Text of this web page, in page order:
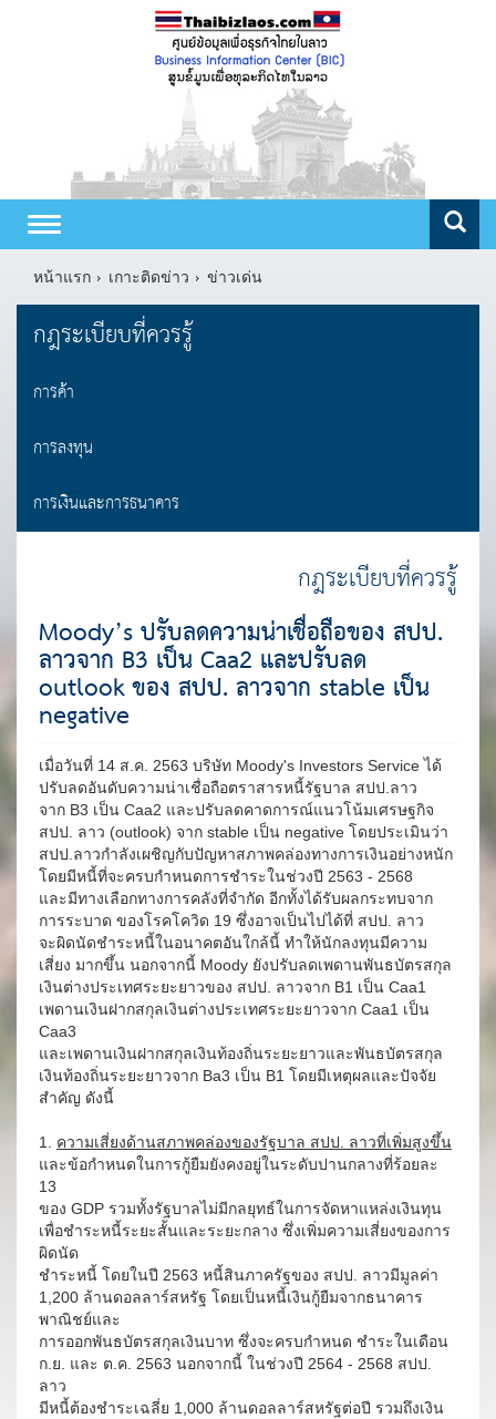
Toggle
navigation
หน้าแรก
เกาะติดข่าว ข่าวเด่น
กฎระเบียบที่ควรรู้
การค้า
การลงทุน
การเงินและการธนาคาร
กฎระเบียบที่ควรรู้
Moody’s ปรับลดความน่าเชื่อถือของ สปป.
ลาวจาก B3 เป็น Caa2 และปรับลด
outlook ของ สปป. ลาวจาก stable เป็น
negative
เมื่อวันที่ 14 ส.ค. 2563 บริษัท Moody's Investors Service ได้
ปรับลดอันดับความน่าเชื่อถือตราสารหนี้รัฐบาล สปป.ลาว
จาก B3 เป็น Caa2 และปรับลดคาดการณ์แนวโน้มเศรษฐกิจ
สปป. ลาว (outlook) จาก stable เป็น negative โดยประเมินว่า
สปป.ลาวกำลังเผชิญกับปัญหาสภาพคล่องทางการเงินอย่างหนัก
โดยมีหนี้ที่จะครบกำหนดการชำระในช่วงปี 2563 - 2568
และมีทางเลือกทางการคลังที่จำกัด อีกทั้งได้รับผลกระทบจาก
การระบาด ของโรคโควิด 19 ซึ่งอาจเป็นไปได้ที่ สปป. ลาว
จะผิดนัดชำระหนี้ในอนาคตอันใกล้นี้ ทำให้นักลงทุนมีความ
เสี่ยง มากขึ้น นอกจากนี้ Moody ยังปรับลดเพดานพันธบัตรสกุล
เงินต่างประเทศระยะยาวของ สปป. ลาวจาก B1 เป็น Caa1
เพดานเงินฝากสกุลเงินต่างประเทศระยะยาวจาก Caa1 เป็น
Caa3
และเพดานเงินฝากสกุลเงินท้องถิ่นระยะยาวและพันธบัตรสกุล
เงินท้องถิ่นระยะยาวจาก Ba3 เป็น B1 โดยมีเหตุผลและปัจจัย
สำคัญ ดังนี้
1. ความเสี่ยงด้านสภาพคล่องของรัฐบาล สปป. ลาวที่เพิ่มสูงขึ้น
และข้อกำหนดในการกู้ยืมยังคงอยู่ในระดับปานกลางที่ร้อยละ
13
ของ GDP รวมทั้งรัฐบาลไม่มีกลยุทธ์ในการจัดหาแหล่งเงินทุน
เพื่อชำระหนี้ระยะสั้นและระยะกลาง ซึ่งเพิ่มความเสี่ยงของการ
ผิดนัด
ชำระหนี้ โดยในปี 2563 หนี้สินภาครัฐของ สปป. ลาวมีมูลค่า
1,200 ล้านดอลลาร์สหรัฐ โดยเป็นหนี้เงินกู้ยืมจากธนาคาร
พาณิชย์และ
การออกพันธบัตรสกุลเงินบาท ซึ่งจะครบกำหนด ชำระในเดือน
ก.ย. และ ต.ค. 2563 นอกจากนี้ ในช่วงปี 2564 - 2568 สปป.
ลาว
มีหนี้ต้องชำระเฉลี่ย 1,000 ล้านดอลลาร์สหรัฐต่อปี รวมถึงเงิน